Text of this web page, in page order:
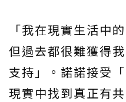
「我在現實生活中
但過去都很難獲得
支持」。諾諾接受
現實中找到真正有